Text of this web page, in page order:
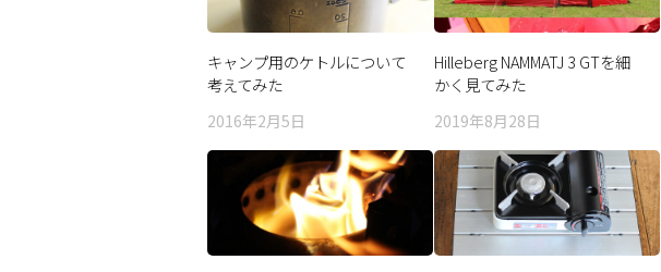
キャンプ用のケトルについて
考えてみた
2016年2月5日
Hilleberg NAMMATJ 3 GTを細
かく見てみた
2019年8月28日